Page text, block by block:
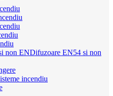
Difuzoare EN54 si non
incendiu